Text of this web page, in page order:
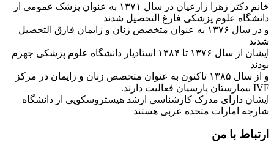
خانم دکتر زهرا زارعیان در سال ۱۳۷۱ به عنوان پزشک عمومی از
دانشگاه علوم پزشکی فارغ التحصیل شدند
و در سال ۱۳۷۶ به عنوان متخصص زنان و زایمان فارق التحصیل
شدند
ایشان از سال ۱۳۷۶ تا ۱۳۸۴ استادیار دانشگاه علوم پزشکی جهرم
بودند
و از سال ۱۳۸۵ تاکنون به عنوان متخصص زنان و زایمان در مرکز
IVF بیمارستان پارسیان فعالیت دارند.
ایشان دارای مدرک کارشناسی ارشد هیستروسکوپی از دانشگاه
شارجه امارات متحده عربی هستند
ارتباط با من